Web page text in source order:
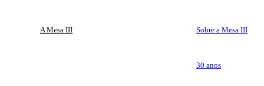
A Mesa III Sobre a Mesa III
30 anos